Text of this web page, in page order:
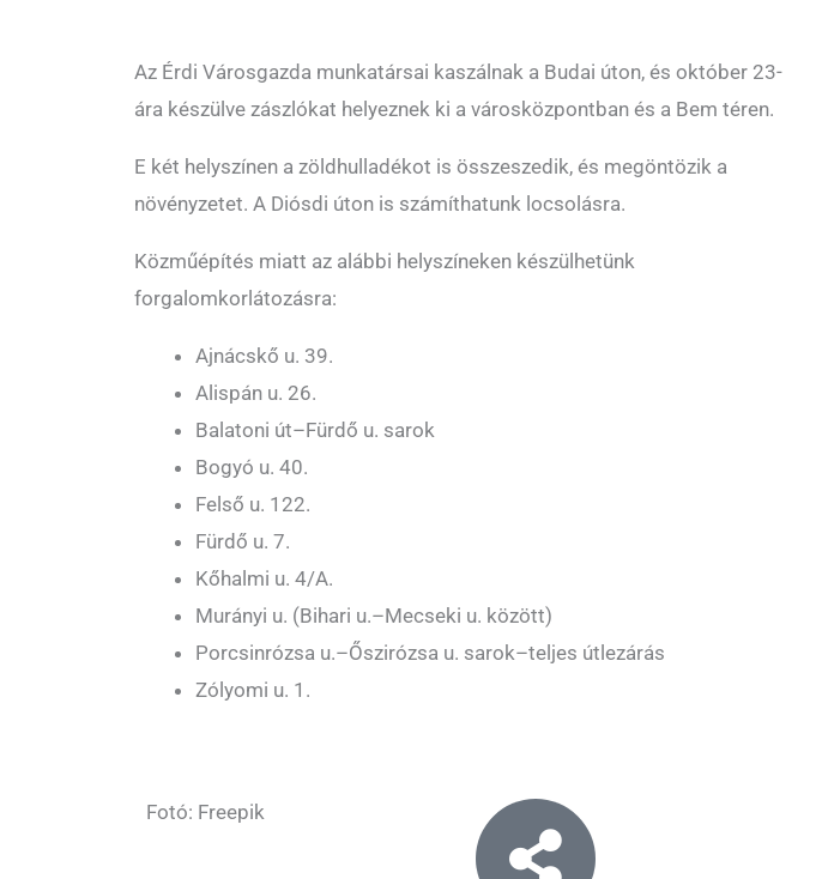
Az Érdi Városgazda munkatársai kaszálnak a Budai úton, és október 23-
ára készülve zászlókat helyeznek ki a városközpontban és a Bem téren.
E két helyszínen a zöldhulladékot is összeszedik, és megöntözik a
növényzetet. A Diósdi úton is számíthatunk locsolásra.
Közműépítés miatt az alábbi helyszíneken készülhetünk
forgalomkorlátozásra:
Ajnácskő u. 39.
Alispán u. 26.
Balatoni út–Fürdő u. sarok
Bogyó u. 40.
Felső u. 122.
Fürdő u. 7.
Kőhalmi u. 4/A.
Murányi u. (Bihari u.–Mecseki u. között)
Porcsinrózsa u.–Őszirózsa u. sarok–teljes útlezárás
Zólyomi u. 1.
Fotó: Freepik